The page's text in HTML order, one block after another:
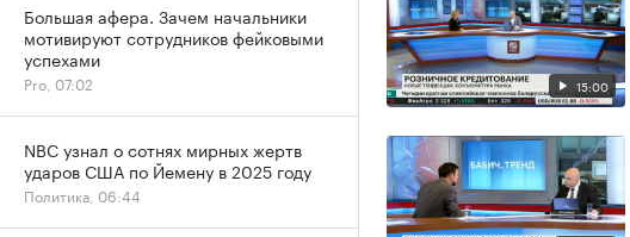
15:00
Большая афера. Зачем начальники
мотивируют сотрудников фейковыми
успехами
Pro, 07:02
NBC узнал о сотнях мирных жертв
ударов США по Йемену в 2025 году
Политика, 06:44